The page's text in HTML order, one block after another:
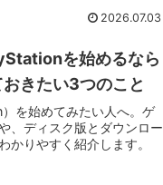
2026.07.03
を始めるなら
きたい3つのこと
を始めてみたい人へ。ゲ
、ディスク版とダウンロー
かりやすく紹介します。